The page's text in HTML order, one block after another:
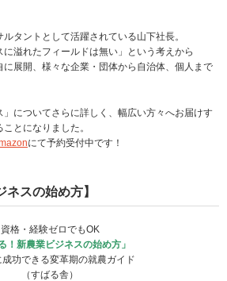
タントとして活躍されている山下社長。
に溢れたフィールドは無い」という考えから
に展開、様々な企業・団体から自治体、個人まで
についてさらに詳しく、幅広い方々へお届けす
とになりました。
にて予約受付中です！
ネスの始め方】
資格・経験ゼロでもOK
！新農業ビジネスの始め方」
功できる変革期の就農ガイド
（すばる舎）